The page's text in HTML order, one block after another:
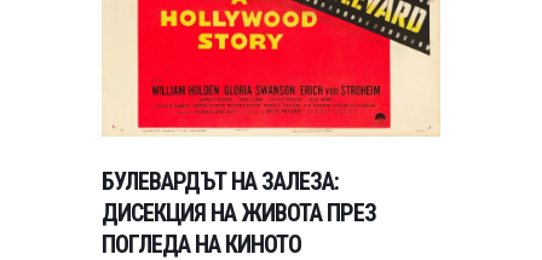
БУЛЕВАРДЪТ НА ЗАЛЕЗА:
ДИСЕКЦИЯ НА ЖИВОТА ПРЕЗ
ПОГЛЕДА НА КИНОТО